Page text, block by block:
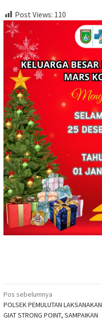
Post Views: 110
Navigasi
pos
Pos sebelumnya
POLSEK PEMULUTAN LAKSANAKAN
GIAT STRONG POINT, SAMPAIKAN